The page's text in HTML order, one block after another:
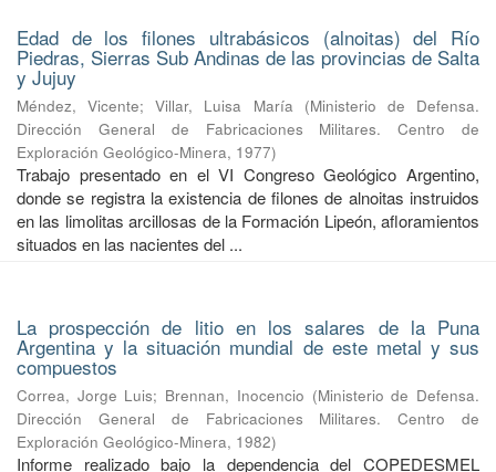
Edad de los filones ultrabásicos (alnoitas) del Río
Piedras, Sierras Sub Andinas de las provincias de Salta
y Jujuy
Méndez, Vicente;Villar, Luisa María (Ministerio de Defensa.
Dirección General de Fabricaciones Militares. Centro de
Exploración Geológico-Minera, 1977)
Trabajo presentado en el VI Congreso Geológico Argentino,
donde se registra la existencia de filones de alnoitas instruidos
en las limolitas arcillosas de la Formación Lipeón, afloramientos
situados en las nacientes del ...
La prospección de litio en los salares de la Puna
Argentina y la situación mundial de este metal y sus
compuestos
Correa, Jorge Luis; Brennan, Inocencio (Ministerio de Defensa.
Dirección General de Fabricaciones Militares. Centro de
Exploración Geológico-Minera, 1982)
Informe realizado bajo la dependencia del COPEDESMEL